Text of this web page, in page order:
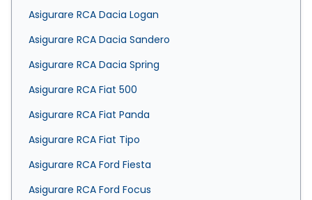
Asigurare RCA Dacia Logan
Asigurare RCA Dacia Sandero
Asigurare RCA Dacia Spring
Asigurare RCA Fiat 500
Asigurare RCA Fiat Panda
Asigurare RCA Fiat Tipo
Asigurare RCA Ford Fiesta
Asigurare RCA Ford Focus